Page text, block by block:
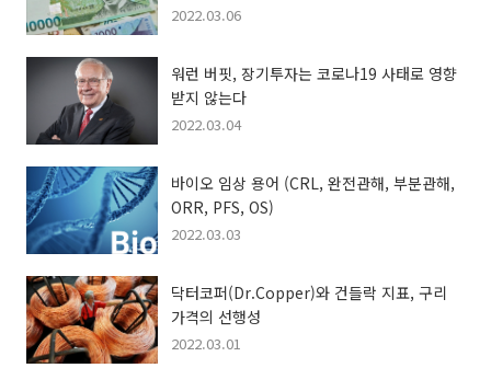
2022.03.06
워런 버핏, 장기투자는 코로나19 사태로 영향
받지 않는다
2022.03.04
바이오 임상 용어 (CRL, 완전관해, 부분관해,
ORR, PFS, OS)
2022.03.03
닥터코퍼(Dr.Copper)와 건들락 지표, 구리
가격의 선행성
2022.03.01